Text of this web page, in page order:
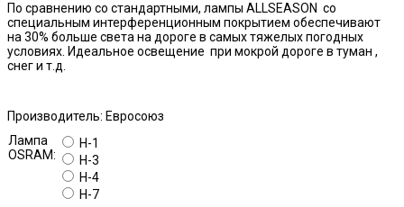
По сравнению со стандартными, лампы ALLSEASON со
специальным интерференционным покрытием обеспечивают
на 30% больше света на дороге в самых тяжелых погодных
условиях. Идеальное освещение при мокрой дороге в туман ,
снег и т.д.
Производитель: Евросоюз
Лампа
OSRAM:
H-1
H-3
H-4
H-7